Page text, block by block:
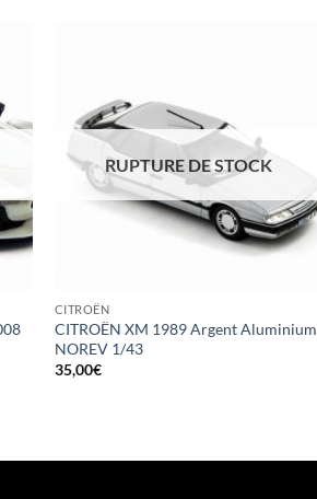
RUPTURE DE STOCK
CITROËN
CITROËN XM 1989 Argent Aluminium
NOREV 1/43
35,00€